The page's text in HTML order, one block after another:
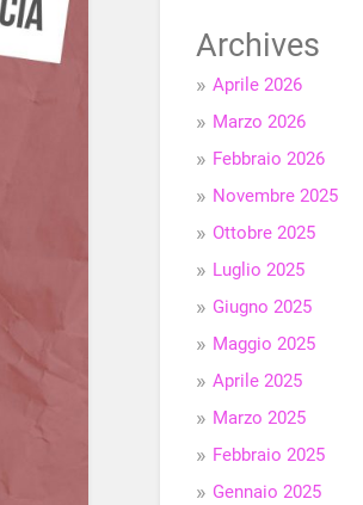
Archives
Aprile 2026
Marzo 2026
Febbraio 2026
Novembre 2025
Ottobre 2025
Luglio 2025
Giugno 2025
Maggio 2025
Aprile 2025
Marzo 2025
Febbraio 2025
Gennaio 2025